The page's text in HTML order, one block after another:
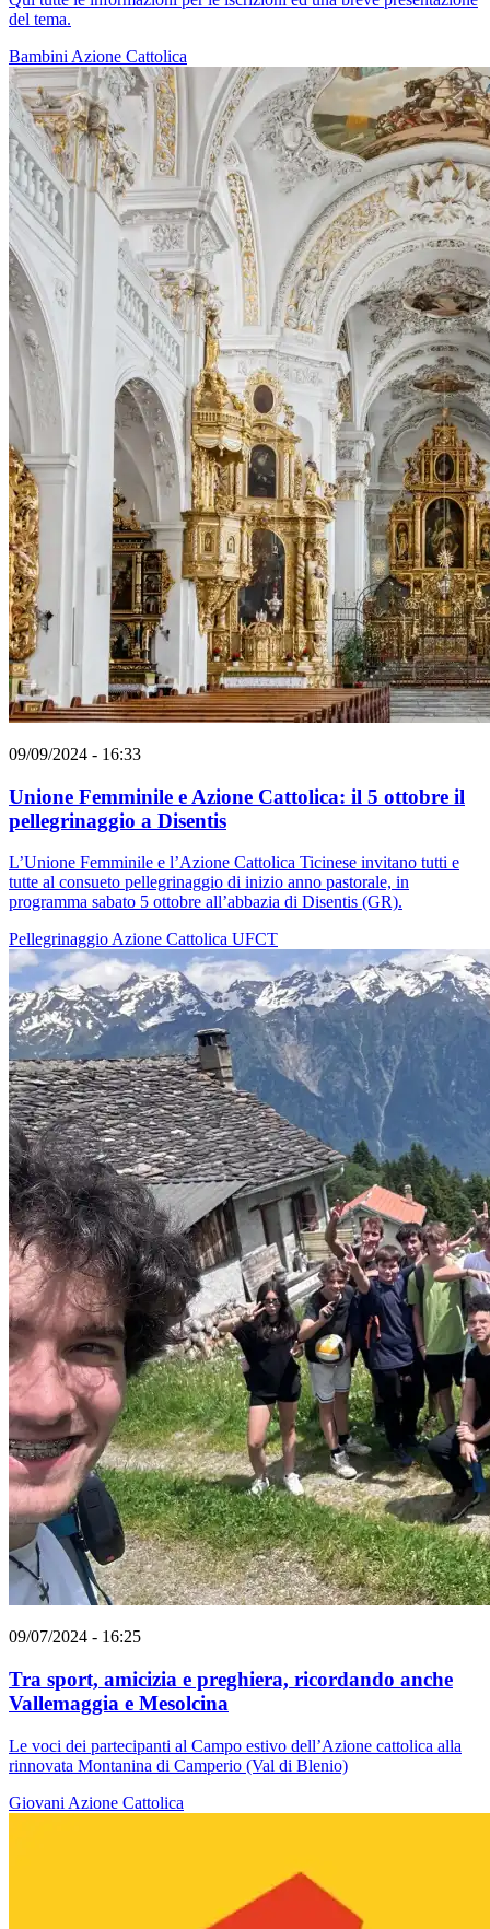
del tema.
Bambini Azione Cattolica
09/09/2024 - 16:33
Unione Femminile e Azione Cattolica: il 5 ottobre il
pellegrinaggio a Disentis
L’Unione Femminile e l’Azione Cattolica Ticinese invitano tutti e
tutte al consueto pellegrinaggio di inizio anno pastorale, in
programma sabato 5 ottobre all’abbazia di Disentis (GR).
Pellegrinaggio Azione Cattolica UFCT
09/07/2024 - 16:25
Tra sport, amicizia e preghiera, ricordando anche
Vallemaggia e Mesolcina
Le voci dei partecipanti al Campo estivo dell’Azione cattolica alla
rinnovata Montanina di Camperio (Val di Blenio)
Giovani Azione Cattolica